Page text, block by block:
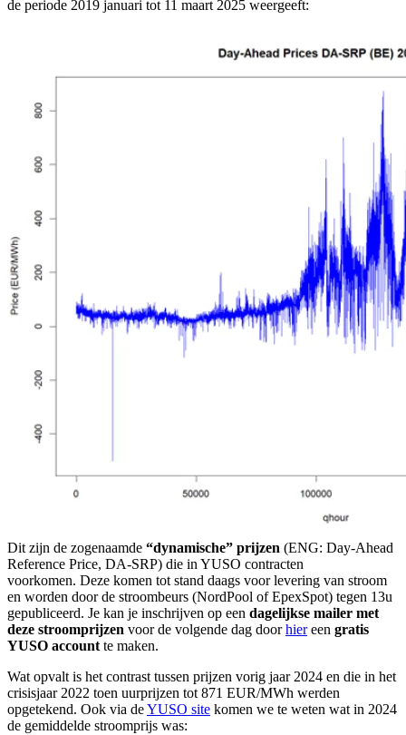
de periode 2019 januari tot 11 maart 2025 weergeeft:
Dit zijn de zogenaamde “dynamische” prijzen (ENG: Day-Ahead
Reference Price, DA-SRP) die in YUSO contracten
voorkomen. Deze komen tot stand daags voor levering van stroom
en worden door de stroombeurs (NordPool of EpexSpot) tegen 13u
gepubliceerd. Je kan je inschrijven op een dagelijkse mailer met
deze stroomprijzen voor de volgende dag doorhiereen gratis
YUSO account te maken.
Wat opvalt is het contrast tussen prijzen vorig jaar 2024 en die in het
crisisjaar 2022 toen uurprijzen tot 871 EUR/MWh werden
opgetekend. Ook via deYUSO site komen we te weten wat in 2024
de gemiddelde stroomprijs was: